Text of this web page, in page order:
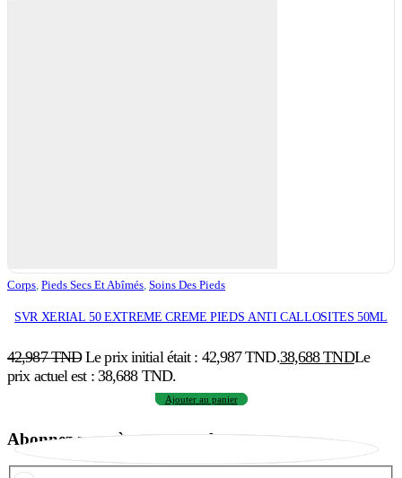
Corps Pieds Secs Et Abîmés Soins Des Pieds
SVR XERIAL 50 EXTREME CREME PIEDS ANTI CALLOSITES 50ML
42,987TND Le prix initial était : 42,987 TND.38,688TNDLe
prix actuel est : 38,688 TND.
Ajouter au panier
Abonnez-vous à notre newsletter